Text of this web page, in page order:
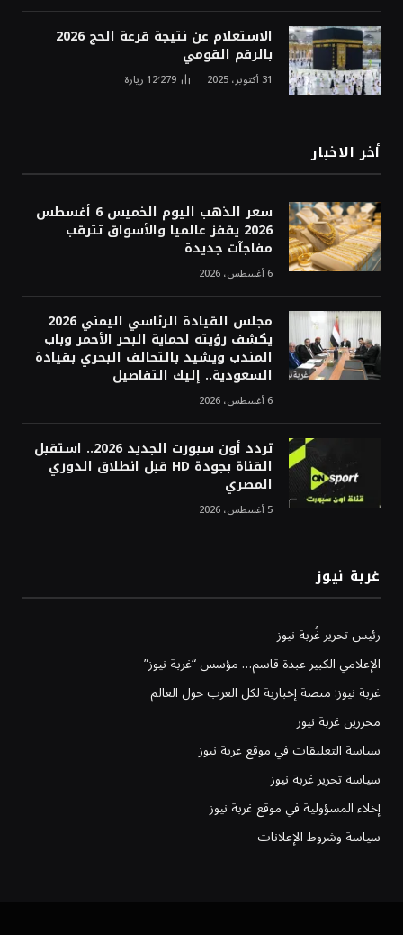
الاستعلام عن نتيجة قرعة الحج 2026
بالرقم القومي
31 أكتوبر، 2025 12٬279 زيارة
أخر الاخبار
سعر الذهب اليوم الخميس 6 أغسطس
2026 يقفز عالميا والأسواق تترقب
مفاجآت جديدة
6 أغسطس، 2026
مجلس القيادة الرئاسي اليمني 2026
يكشف رؤيته لحماية البحر الأحمر وباب
المندب ويشيد بالتحالف البحري بقيادة
السعودية.. إليك التفاصيل
6 أغسطس، 2026
تردد أون سبورت الجديد 2026.. استقبل
القناة بجودة HD قبل انطلاق الدوري
المصري
5 أغسطس، 2026
غربة نيوز
رئيس تحرير غُربة نيوز
الإعلامي الكبير عبدة قاسم… مؤسس “غربة نيوز”
غربة نيوز: منصة إخبارية لكل العرب حول العالم
محررين غربة نيوز
سياسة التعليقات في موقع غربة نيوز
سياسة تحرير غربة نيوز
إخلاء المسؤولية في موقع غربة نيوز
سياسة وشروط الإعلانات